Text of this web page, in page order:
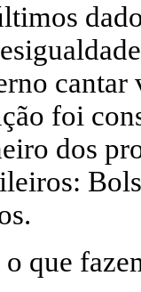
cantar
foi
dos
o que